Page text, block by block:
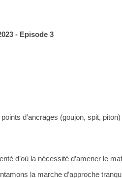
- Episode 3
d’ancrages (goujon, spit, piton)
d’où la nécessité d’amener le
la marche d’approche